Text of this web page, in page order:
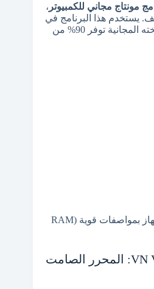
مونتاج مجاني للكمبيوتر ،
يستخدم هذا البرنامج في
هوليوود لتلوين الأفلام، ونسخته المجانية توفر 90% من
يحتاج إلى جهاز بمواصفات قوية (RAM
3. تطبيق VN Video Editor: المحرر الصامت